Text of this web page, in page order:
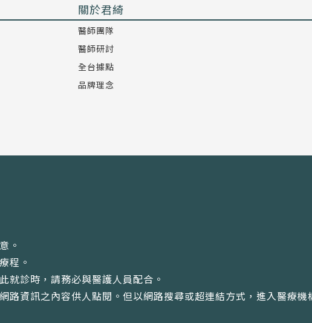
關於君綺
醫師團隊
醫師研討
全台據點
品牌理念
。
程。
就診時，請務必與醫護人員配合。
路資訊之內容供人點閱。但以網路搜尋或超連結方式，進入醫療